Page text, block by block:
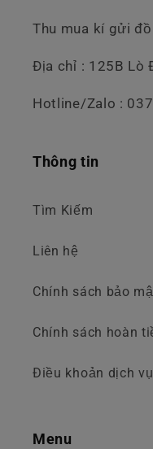
Thu mua kí gửi
Địa chỉ : 125B Lò
Hotline/Zalo :
Thông tin
Tìm Kiếm
Liên hệ
Chính sách bảo
Chính sách hoàn
Điều khoản dịch vụ
Menu